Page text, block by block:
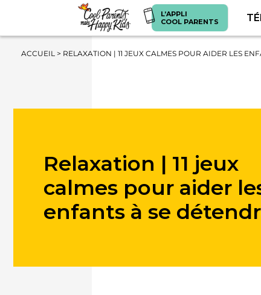
L’APPLI
COOL PARENTS
ACCUEIL> RELAXATION | 11 JEUX CALMES POUR AIDER LES
Relaxation | 11 jeux
calmes pour aider
enfants à se